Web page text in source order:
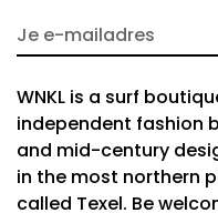
WNKL is a surf
independent fashion
and mid-century
in the most northern
called Texel. Be